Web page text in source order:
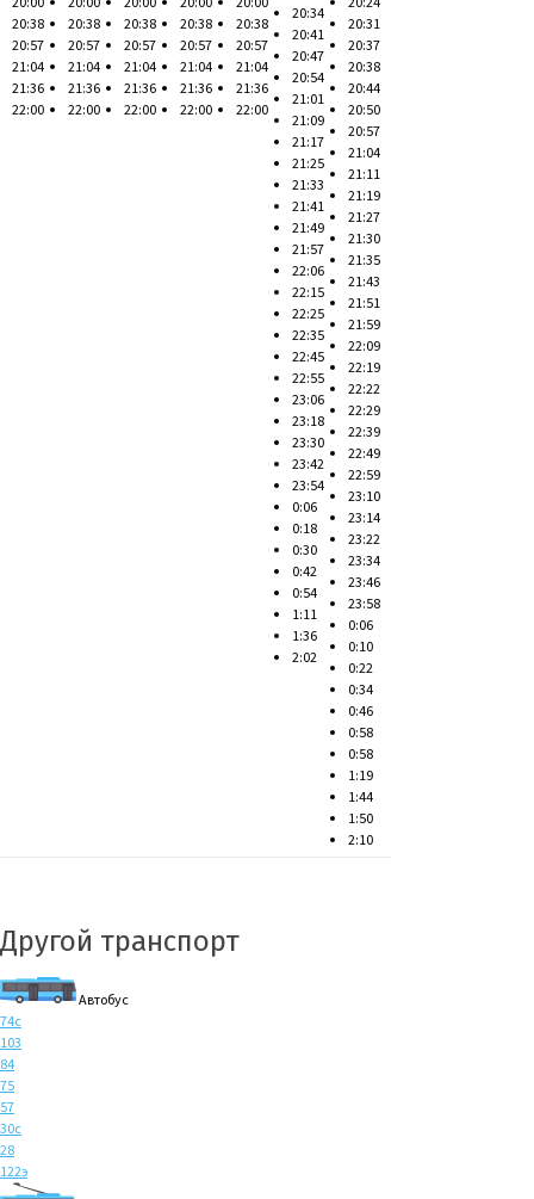
20:38
20:57
21:04
21:36
22:00
20:38
20:57
21:04
21:36
22:00
20:38
20:57
21:04
21:36
22:00
20:38
20:57
21:04
21:36
22:00
20:38
20:57
21:04
21:36
22:00
20:34
20:41
20:47
20:54
21:01
21:09
21:17
21:25
21:33
21:41
21:49
21:57
22:06
22:15
22:25
22:35
22:45
22:55
23:06
23:18
23:30
23:42
23:54
0:06
0:18
0:30
0:42
0:54
1:11
1:36
2:02
20:31
20:37
20:38
20:44
20:50
20:57
21:04
21:11
21:19
21:27
21:30
21:35
21:43
21:51
21:59
22:09
22:19
22:22
22:29
22:39
22:49
22:59
23:10
23:14
23:22
23:34
23:46
23:58
0:06
0:10
0:22
0:34
0:46
0:58
0:58
1:19
1:44
1:50
2:10
Другой транспорт
Автобус
74с
103
84
75
57
30с
28
122э